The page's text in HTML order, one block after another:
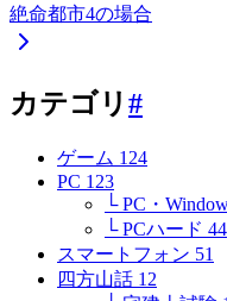
絶命都市4の場合
カテゴリ #
ゲーム 124
PC 123
└ PC・
└ PCハード 44
スマートフォン 51
四方山話 12